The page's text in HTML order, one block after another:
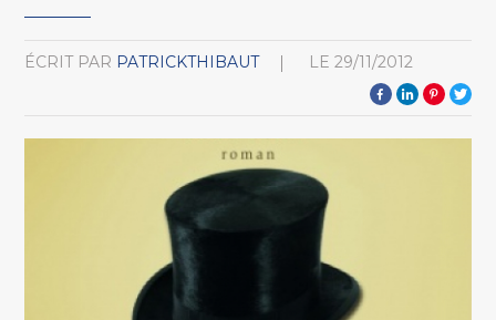
ÉCRIT PAR PATRICKTHIBAUT LE 29/11/2012